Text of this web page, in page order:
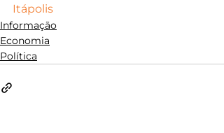
Itápolis
Informação
Economia
Política